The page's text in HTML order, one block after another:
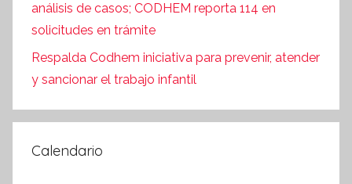
análisis de casos; CODHEM reporta 114 en
solicitudes en trámite
Respalda Codhem iniciativa para prevenir, atender
y sancionar el trabajo infantil
Calendario